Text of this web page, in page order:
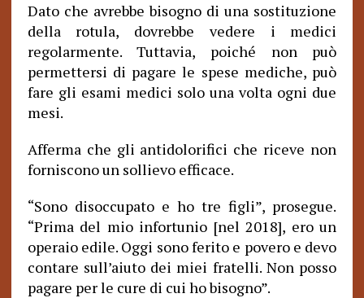
Dato che avrebbe bisogno di una sostituzione
della rotula, dovrebbe vedere i medici
regolarmente. Tuttavia, poiché non può
permettersi di pagare le spese mediche, può
fare gli esami medici solo una volta ogni due
mesi.
Afferma che gli antidolorifici che riceve non
forniscono un sollievo efficace.
“Sono disoccupato e ho tre figli”, prosegue.
“Prima del mio infortunio [nel 2018], ero un
operaio edile. Oggi sono ferito e povero e devo
contare sull’aiuto dei miei fratelli. Non posso
pagare per le cure di cui ho bisogno”.